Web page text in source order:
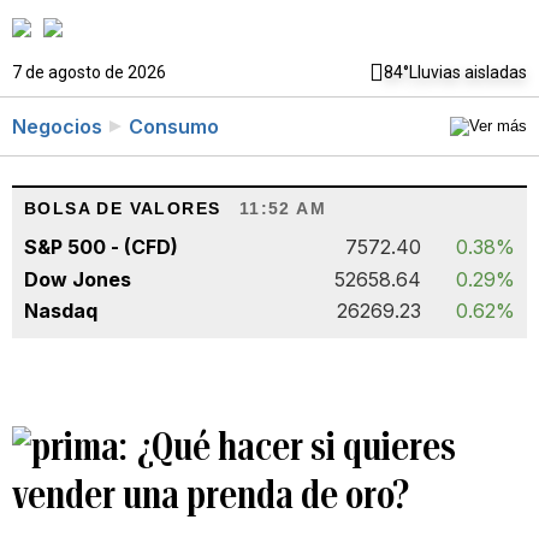
7 de agosto de 2026 84°Lluvias aisladas
Negocios Consumo
BOLSA DE VALORES 11:52 AM
S&P 500 - (CFD) 7572.40
0.38%
Dow Jones
52658.64
0.29%
Nasdaq
26269.23 0.62%
¿Qué hacer si quieres
vender una prenda de oro?